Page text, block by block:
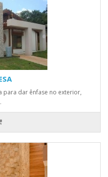
para dar ênfase no exterior,